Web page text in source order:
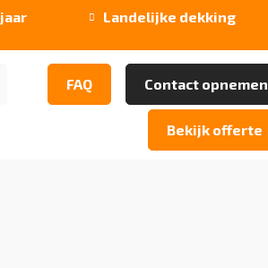
 Landelijke dekking
FAQ Contact opnemen
Bekijk offerte